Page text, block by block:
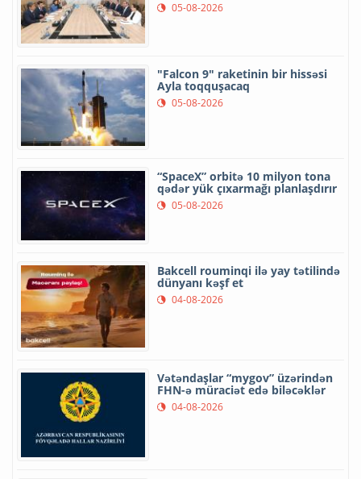
05-08-2026
"Falcon 9" raketinin bir hissəsi
Ayla toqquşacaq
05-08-2026
“SpaceX” orbitə 10 milyon tona
qədər yük çıxarmağı planlaşdırır
05-08-2026
Bakcell rouminqi ilə yay tətilində
dünyanı kəşf et
04-08-2026
Vətəndaşlar “mygov” üzərindən
FHN-ə müraciət edə biləcəklər
04-08-2026